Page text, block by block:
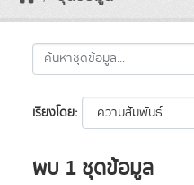
เรียงโดย
พบ 1 ชุดข้อมูล